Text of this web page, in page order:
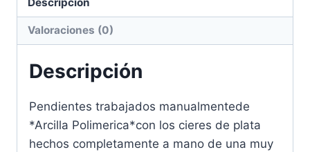
Valoraciones (0)
Descripción
Pendientes trabajados manualmentede
*Arcilla Polimerica*con los cieres de plata
hechos completamente a mano de una muy